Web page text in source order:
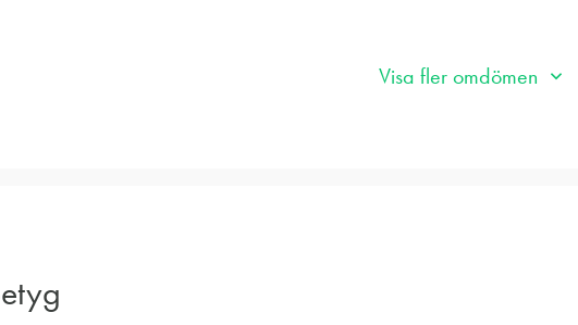
Visa fler omdömen